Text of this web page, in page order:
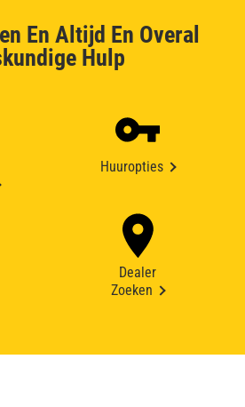
En Altijd En Overal
Hulp
Huuropties
Dealer
Zoeken